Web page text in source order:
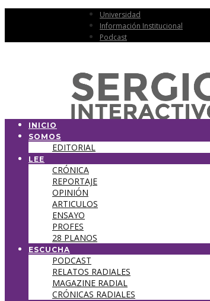
Universidad
Información Institucional
Podcast
INICIO
SOMOS
EDITORIAL
LEE
CRÓNICA
REPORTAJE
OPINIÓN
ARTICULOS
ENSAYO
PROFES
28 PLANOS
ESCUCHA
PODCAST
RELATOS RADIALES
MAGAZINE RADIAL
CRÓNICAS RADIALES